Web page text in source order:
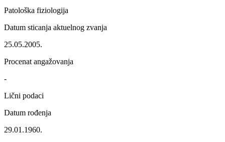
Patološka fiziologija
Datum sticanja aktuelnog zvanja
25.05.2005.
Procenat angažovanja
-
Lični podaci
Datum rođenja
29.01.1960.